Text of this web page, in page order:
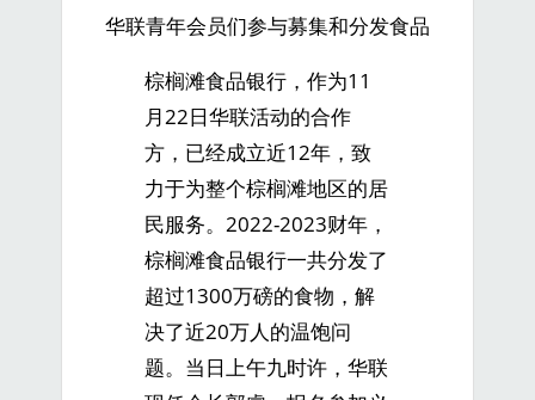
华联青年会员们参与募集和分发食品
棕榈滩食品银行，作为11
月22日华联活动的合作
方，已经成立近12年，致
力于为整个棕榈滩地区的居
民服务。2022-2023财年，
棕榈滩食品银行一共分发了
超过1300万磅的食物，解
决了近20万人的温饱问
题。当日上午九时许，华联